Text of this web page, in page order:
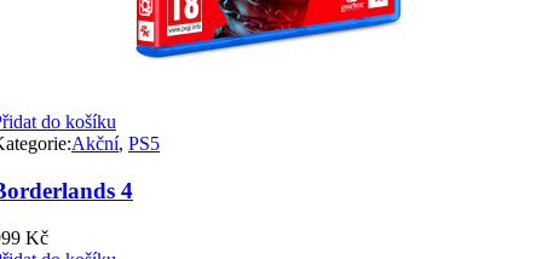
do košíku
Akční, PS5
4
Kč